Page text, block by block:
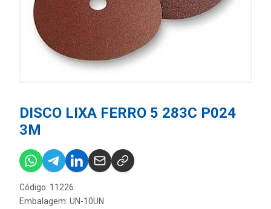
DISCO LIXA FERRO 5 283C P024
3M
Código: 11226
Embalagem: UN-10UN